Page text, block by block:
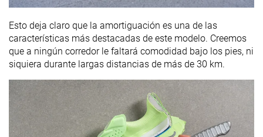
Esto deja claro que la amortiguación es una de las
características más destacadas de este modelo. Creemos
que a ningún corredor le faltará comodidad bajo los pies, ni
siquiera durante largas distancias de más de 30 km.